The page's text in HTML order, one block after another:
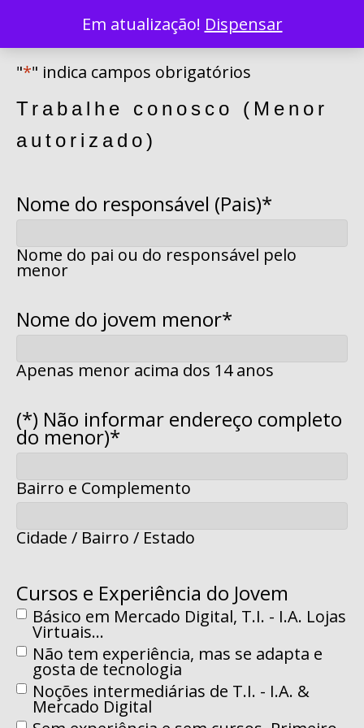
Em atualização! Dispensar
A. Colaborador Menor
"*" indica campos obrigatórios
Trabalhe conosco (Menor
autorizado)
Nome do responsável (Pais)*
Nome
Nome do pai ou do responsável pelo
menor
Nome do jovem menor*
Nome
Apenas menor acima dos 14 anos
(*) Não informar endereço completo
do menor)*
Bairro e Complemento
Cidade / Bairro / Estado
Cursos e Experiência do Jovem
Básico em Mercado Digital, T.I. - I.A. Lojas
Virtuais...
Não tem experiência, mas se adapta e
gosta de tecnologia
Noções intermediárias de T.I. - I.A. &
Mercado Digital